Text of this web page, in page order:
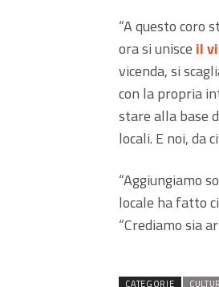
“A questo coro
ora si unisce il
vicenda, si
con la propria
stare alla base
locali. E noi, da
“Aggiungiamo
locale ha fatto
“Crediamo sia
CATEGORIE